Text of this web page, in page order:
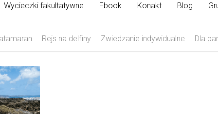
Wycieczki fakultatywne Ebook Konakt Blog
Wycieczki fakultatywne Ebook Konakt Blog
Rejs na delfiny Zwiedzanie indywidualne Dla par